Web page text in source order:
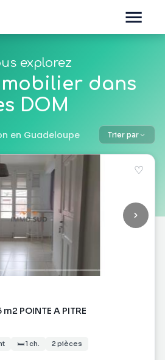
explorez
dans
DOM
en Guadeloupe Trier par
♡
POINTE A PITRE
🛏 1 ch. 2 pièces